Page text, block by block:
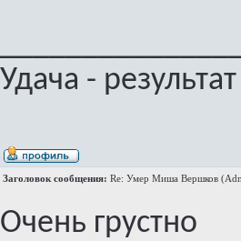
Удача -
Заголовок сообщения: Re: Умер Миша Вершков
Очень грустно